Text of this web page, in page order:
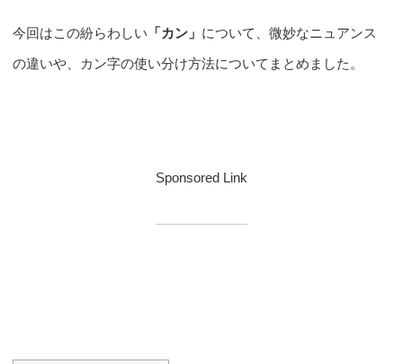
今回はこの紛らわしい 「カン」 について、微妙なニュアンス
の違いや、カン字の使い分け方法についてまとめました。
Sponsored Link